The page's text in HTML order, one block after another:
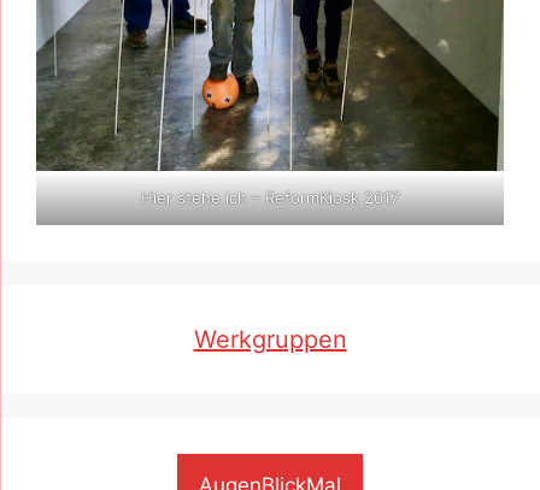
Hier stehe ich – ReformKiosk 2017
Werkgruppen
AugenBlickMal